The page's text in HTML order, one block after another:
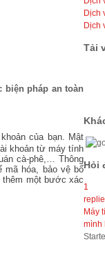
biện pháp an toàn
của bạn. Mật
khoản từ máy tính
cà-phê,… Thông
mã hóa, bảo vệ bổ
thêm một bước xác
Dịch
Dịch
Tải
Hỏi
1
Máy
mình